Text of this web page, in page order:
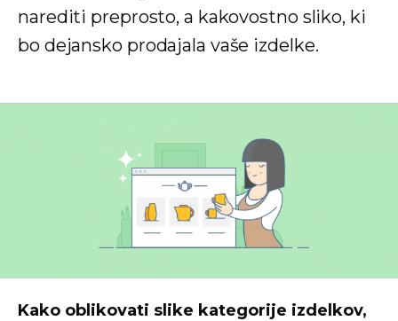
narediti preprosto, a kakovostno sliko, ki
bo dejansko prodajala vaše izdelke.
Kako oblikovati slike kategorije izdelkov,